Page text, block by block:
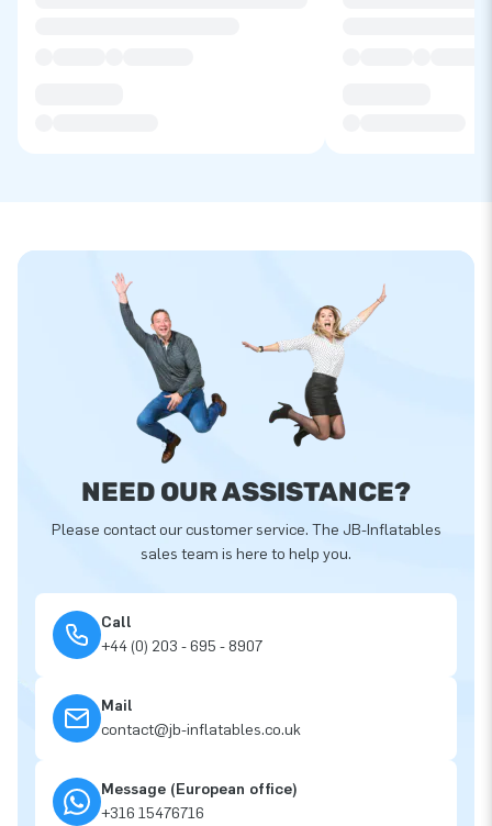
NEED OUR ASSISTANCE?
Please contact our customer service. The JB-Inflatables
sales team is here to help you.
Call
+44 (0) 203 - 695 - 8907
Mail
contact@jb-inflatables.co.uk
Message (European office)
+316 15476716